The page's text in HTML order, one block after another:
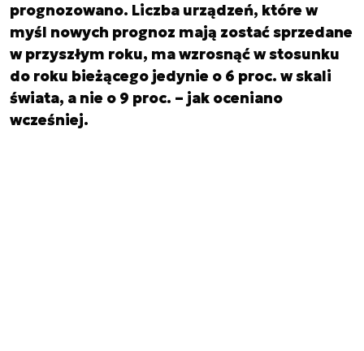
prognozowano. Liczba urządzeń, które w
myśl nowych prognoz mają zostać sprzedane
w przyszłym roku, ma wzrosnąć w stosunku
do roku bieżącego jedynie o 6 proc. w skali
świata, a nie o 9 proc. – jak oceniano
wcześniej.